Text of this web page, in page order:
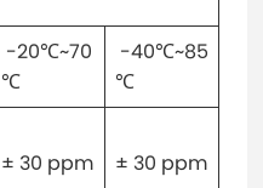
-20℃~70
℃
-40℃~85
℃
± 30 ppm ± 30 ppm